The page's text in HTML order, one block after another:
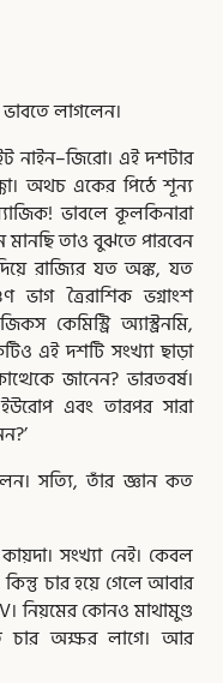
লাগলেন।
নাইন–জিরো। এই দশটার
অথচ একের পিঠে শূন্য
ভাবলে কূলকিনারা
মানছি তাও বুঝতে পারবেন
রাজ্যির যত অঙ্ক, যত
ত্রৈরাশিক ভগ্নাংশ
কেমিস্ট্রি অ্যাস্ট্রনমি,
এই দশটি সংখ্যা ছাড়া
জানেন? ভারতবর্ষ।
এবং তারপর সারা
সত্যি, তাঁর জ্ঞান কত
সংখ্যা নেই। কেবল
চার হয়ে গেলে আবার
কোনও মাথামুণ্ড
চার অক্ষর লাগে। আর